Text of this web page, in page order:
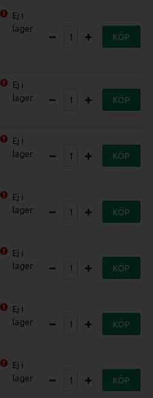
Ej i
lager
KÖP
Ej i
lager
KÖP
Ej i
lager
KÖP
Ej i
lager
KÖP
Ej i
lager
KÖP
Ej i
lager
KÖP
Ej i
lager
KÖP